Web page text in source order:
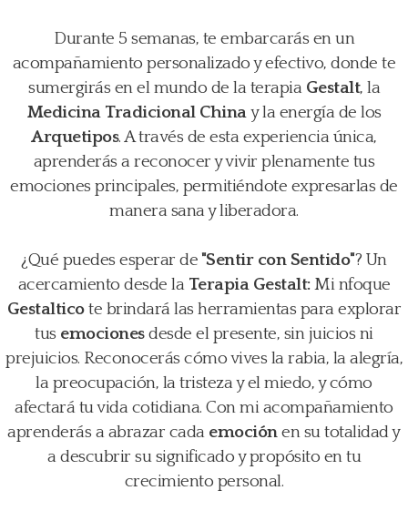
Durante 5 semanas, te embarcarás en un
acompañamiento personalizado y efectivo, donde te
sumergirás en el mundo de la terapia Gestalt, la
Medicina Tradicional Chinay la energía de los
Arquetipos. A través de esta experiencia única,
aprenderás a reconocer y vivir plenamente tus
emociones principales, permitiéndote expresarlas de
manera sana y liberadora.
¿Qué puedes esperar de "Sentir con Sentido"? Un
acercamiento desde la Terapia Gestalt:Mi nfoque
Gestalticote brindará las herramientas para explorar
tus emocionesdesde el presente, sin juicios ni
prejuicios. Reconocerás cómo vives la rabia, la alegría,
la preocupación, la tristeza y el miedo, y cómo
afectará tu vida cotidiana. Con mi acompañamiento
aprenderás a abrazar cada emociónen su totalidad y
a descubrir su significado y propósito en tu
crecimiento personal.